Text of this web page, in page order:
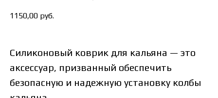
1150,00 руб.
Силиконовый коврик для кальяна — это
аксессуар, призванный обеспечить
безопасную и надежную установку колбы